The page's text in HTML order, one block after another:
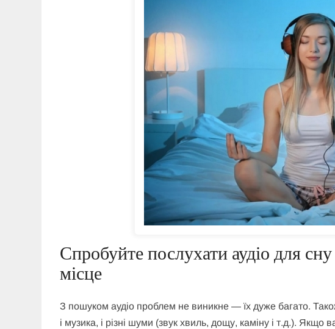
Спробуйте послухати аудіо для
місце
З пошуком аудіо проблем не виникне — їх дуже багато.
і музика, і різні шуми (звук хвиль, дощу, каміну і т.д.).